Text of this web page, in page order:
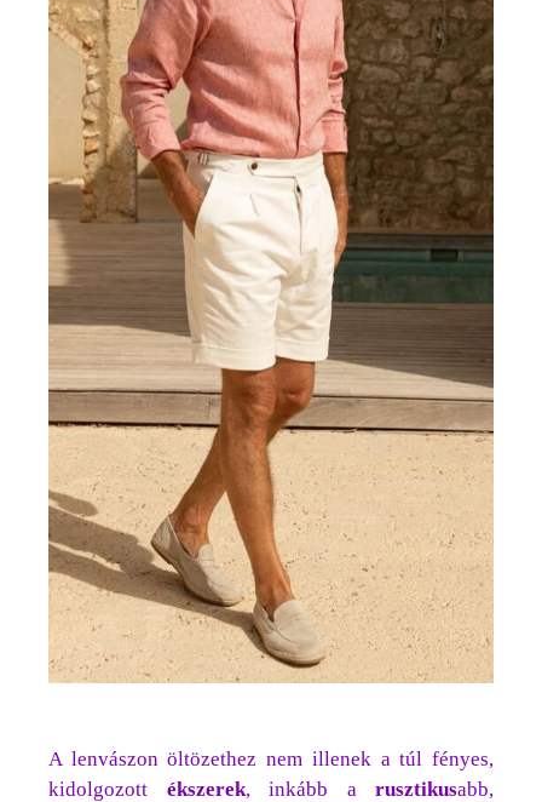
A lenvászon öltözethez nem illenek a túl fényes,
kidolgozott ékszerek, inkább a rusztikusabb,